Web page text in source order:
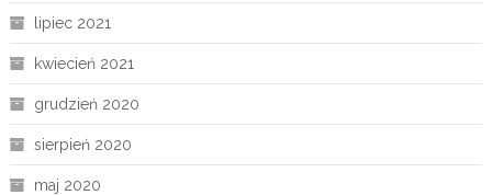
lipiec 2021
kwiecień 2021
grudzień 2020
sierpień 2020
maj 2020